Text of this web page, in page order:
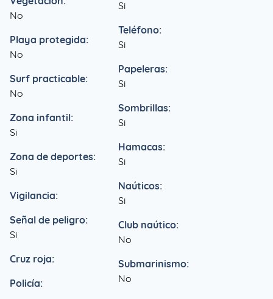
No
Playa protegida:
No
Surf practicable:
No
Zona infantil:
Si
Zona de deportes:
Si
Vigilancia:
Señal de peligro:
Si
Cruz roja:
Policía:
Si
Teléfono:
Si
Papeleras:
Si
Sombrillas:
Si
Hamacas:
Si
Naúticos:
Si
Club naútico:
No
Submarinismo:
No